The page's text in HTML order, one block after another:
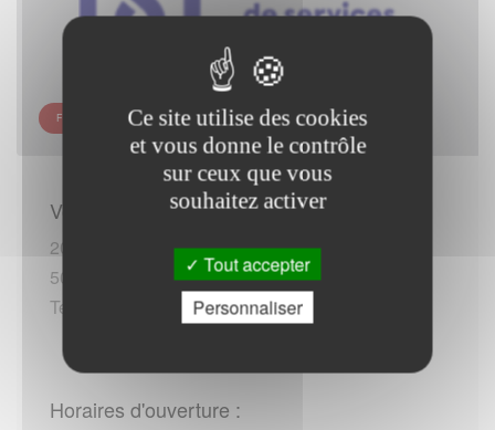
FRANCE SERVICES - LA HAYE
Vous rendre sur place :
20 chemin des Aubépines
50250 La Haye
Tel :+33 (0)233071179 (*)
Horaires d'ouverture :
Ce site utilise des cookies
et vous donne le contrôle
sur ceux que vous
souhaitez activer
Tout accepter
Personnaliser